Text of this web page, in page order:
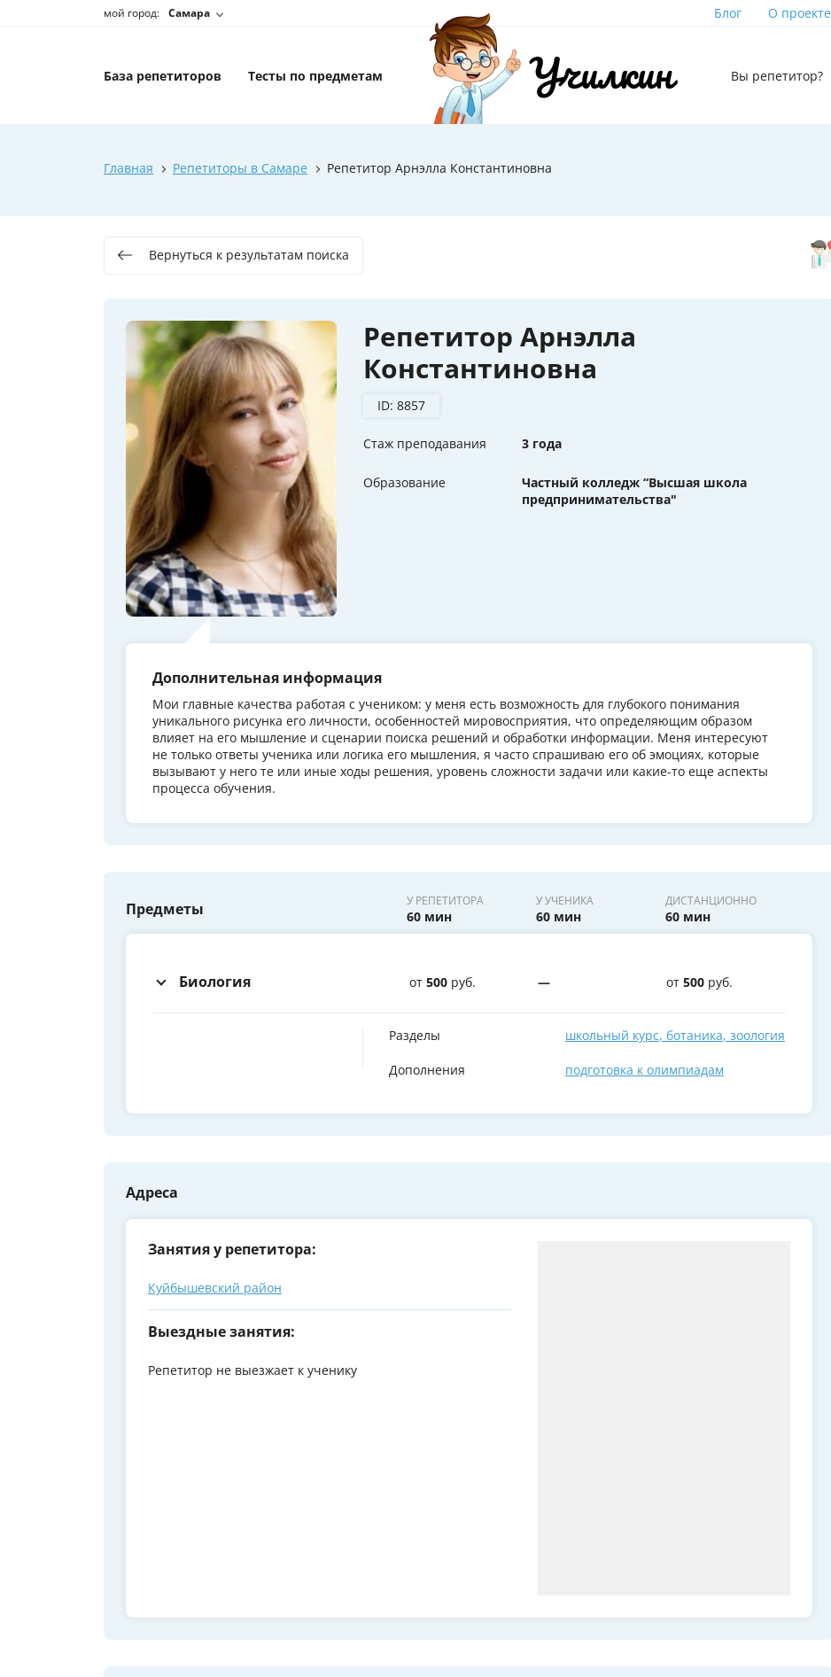
мой город: Самара Блог О проекте
База репетиторов Тесты по предметам Вы репетитор?
Главная Репетиторы в Самаре Репетитор Арнэлла Константиновна
Вернуться к результатам поиска
Репетитор Арнэлла
Константиновна
ID: 8857
Стаж преподавания 3 года
Образование
Частный колледж “Высшая школа
предпринимательства"
Дополнительная информация
Мои главные качества работая с учеником: у меня есть возможность для глубокого понимания
уникального рисунка его личности, особенностей мировосприятия, что определяющим образом
влияет на его мышление и сценарии поиска решений и обработки информации. Меня интересуют
не только ответы ученика или логика его мышления, я часто спрашиваю его об эмоциях, которые
вызывают у него те или иные ходы решения, уровень сложности задачи или какие-то еще аспекты
процесса обучения.
Предметы У РЕПЕТИТОРА
60 мин
У УЧЕНИКА
60 мин
ДИСТАНЦИОННО
60 мин
Биология от 500 руб. — от 500 руб.
Разделы школьный курс, ботаника, зоология
Дополнения подготовка к олимпиадам
Адреса
Занятия у репетитора:
Куйбышевский район
Выездные занятия:
Репетитор не выезжает к ученику